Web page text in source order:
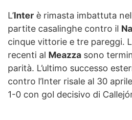
L’Inter è rimasta imbattuta
partite casalinghe contro il
cinque vittorie e tre pareggi.
recenti al Meazza sono
parità. L’ultimo successo
contro l’Inter risale al 30
1-0 con gol decisivo di